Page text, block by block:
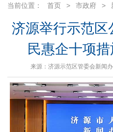
当前位置： 首页 > 市政府 >
济源举行示范区
民惠企十项
来源：济源示范区管委会新闻办